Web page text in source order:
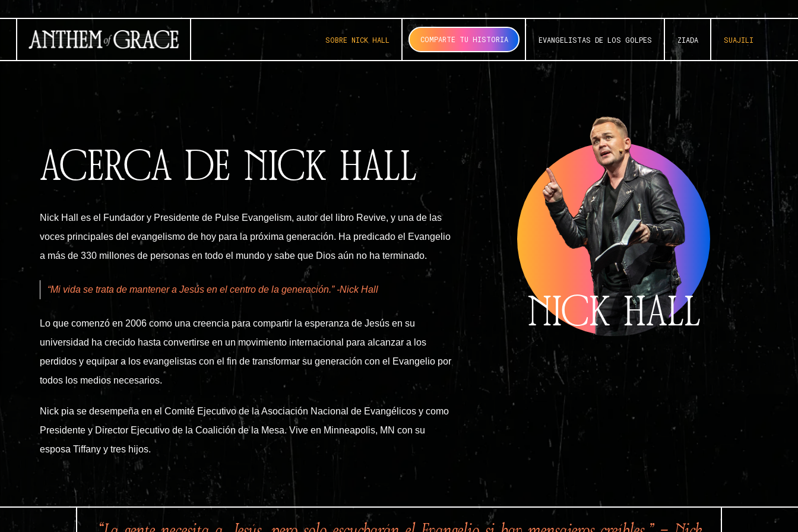
SOBRE NICK HALL COMPARTE TU HISTORIA EVANGELISTAS DE LOS GOLPES ZIADA SUAJILI
ACERCA DE NICK HALL
Nick Hall es el Fundador y Presidente de Pulse Evangelism, autor del libro Revive, y una de las
voces principales del evangelismo de hoy para la próxima generación. Ha predicado el Evangelio
a más de 330 millones de personas en todo el mundo y sabe que Dios aún no ha terminado.
“Mi vida se trata de mantener a Jesús en el centro de la generación.” -Nick Hall
Lo que comenzó en 2006 como una creencia para compartir la esperanza de Jesús en su
universidad ha crecido hasta convertirse en un movimiento internacional para alcanzar a los
perdidos y equipar a los evangelistas con el fin de transformar su generación con el Evangelio por
todos los medios necesarios.
Nick pia se desempeña en el Comité Ejecutivo de la Asociación Nacional de Evangélicos y como
Presidente y Director Ejecutivo de la Coalición de la Mesa. Vive en Minneapolis, MN con su
esposa Tiffany y tres hijos.
NICK HALL